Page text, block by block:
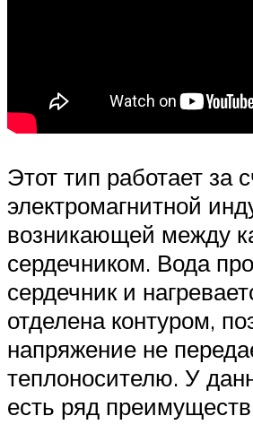
Этот тип работает за
электромагнитной
возникающей между
сердечником. Вода
сердечник и
отделена контуром,
напряжение не
теплоносителю. У
есть ряд